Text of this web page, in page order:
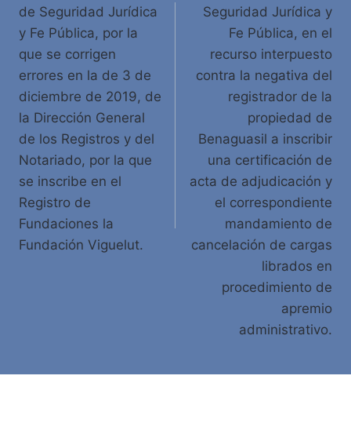
de Seguridad Jurídica
y Fe Pública, por la
que se corrigen
errores en la de 3 de
diciembre de 2019, de
la Dirección General
de los Registros y del
Notariado, por la que
se inscribe en el
Registro de
Fundaciones la
Fundación Viguelut.
Seguridad Jurídica y
Fe Pública, en el
recurso interpuesto
contra la negativa del
registrador de la
propiedad de
Benaguasil a inscribir
una certificación de
acta de adjudicación y
el correspondiente
mandamiento de
cancelación de cargas
librados en
procedimiento de
apremio
administrativo.